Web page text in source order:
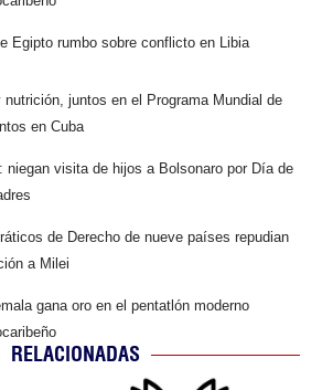
Egipto rumbo sobre conflicto en Libia
nutrición, juntos en el Programa Mundial de
en Cuba
niegan visita de hijos a Bolsonaro por Día de
de Derecho de nueve países repudian
a Milei
gana oro en el pentatlón moderno
RELACIONADAS